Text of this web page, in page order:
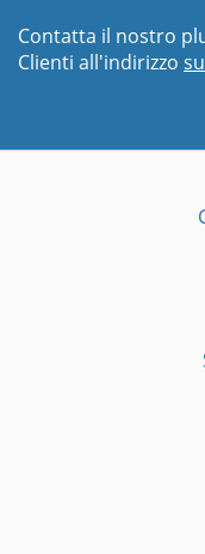
Contatta il nostro
Clienti all'indirizzo